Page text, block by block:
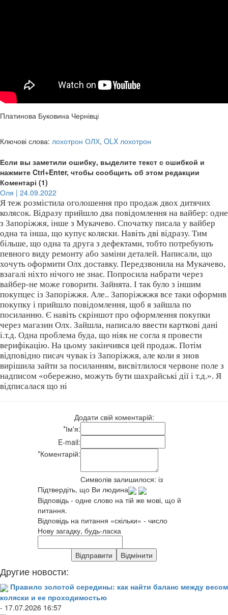
Платинова Буковина Чернівці
Ключові слова: лохотрон ОЛХ, OLX лохотрон
Если вы заметили ошибку, выделите текст с ошибкой и
нажмите Ctrl+Enter, чтобы сообщить об этом редакции
Коментарі (1)
Оля | 24.09.2022
Я теж розмістила оголошення про продаж двох дитячих
колясок. Відразу прийшло два повідомлення на вайбер: одне
з Запоріжжя, інше з Мукачево. Спочатку писала у вайбер
одна та інша, що купує коляски. Навіть дві відразу. Тим
більше, що одна та друга з дефектами, тобто потребують
певного виду ремонту або заміни деталей. Написали, що
хочуть оформити Олх доставку. Передзвонила на Мукачево,
взагалі ніхто нічого не знає. Попросила набрати через
вайбер-не може говорити. Зайнята. І так було з іншим
покупцес із Запоріжжя. Але.. Запоріжжжя все таки оформив
покупку і прийшло повідомлення, щоб я зайшла по
посиланню. Є навіть скріншот про оформлення покупки
через магазин Олх. Зайшла, написало ввести карткові дані
і.т.д. Одна проблема буда, що ніяк не согла я провести
верифікацію. На цьому закінчився цей продаж. Потім
відповідно писач чувак із Запоріжжя, але коли я знов
вирішила зайти за посиланням, висвітлилося червоне поле з
надписом «обережно, можуть бути шахрайські дії і т.д.». Я
відписалася що ні
Додати свій коментарій:
*Ім'я:
E-mail:
*Коментарій:
Символів залишилося: із
Підтвердіть, що Ви людина
Відповідь - одне слово на тій же мові, що й
питання.
Відповідь на питання «скільки» - число
Нову загадку, будь-ласка
Другие новости:
Правило золотой середины: как найти баланс между весом
коляски и ее проходимостью
- 17.07.2026 16:57